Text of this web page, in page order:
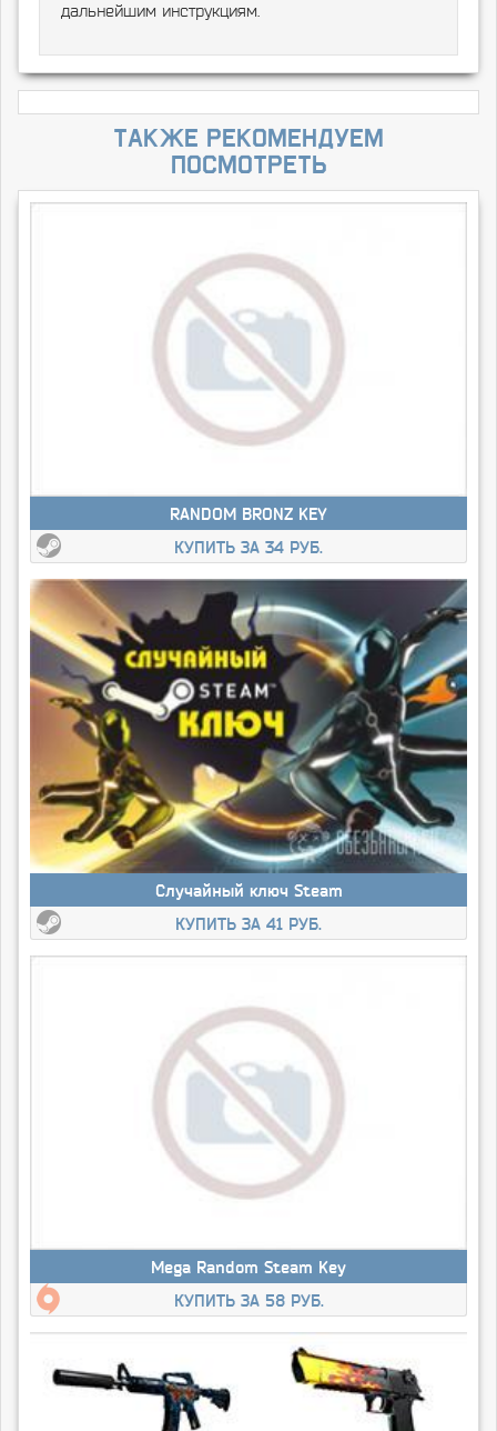
дальнейшим инструкциям.
Также рекомендуем
посмотреть
RANDOM BRONZ KEY
КУПИТЬ ЗА 34 РУБ.
Случайный ключ Steam
КУПИТЬ ЗА 41 РУБ.
Mega Random Steam Key
КУПИТЬ ЗА 58 РУБ.